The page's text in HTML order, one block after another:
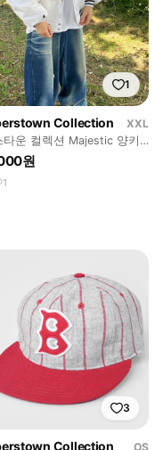
1
Collection
XXL
타운 컬렉션 Majestic 양키
트 자켓
원
1
3
Collection OS